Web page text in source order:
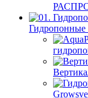
Гидропонные